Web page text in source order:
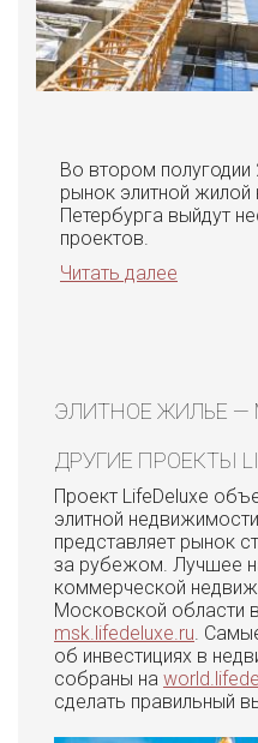
Во втором полугодии
рынок элитной
Петербурга выйдут
проектов.
Читать далее
ЭЛИТНОЕ ЖИЛЬЕ —
ДРУГИЕ ПРОЕКТЫ
Проект LifeDeluxe
элитной
представляет рынок
за рубежом. Лучшее
коммерческой
Московской области
msk.lifedeluxe.ru .
об инвестициях в
собраны на
сделать правильный